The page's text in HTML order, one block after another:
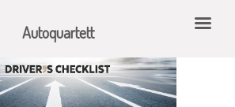
Autoquartett